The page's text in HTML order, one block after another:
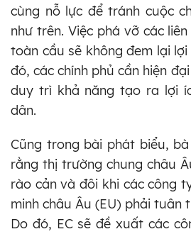
cùng nỗ lực để tránh cuộc
như trên. Việc phá vỡ các
toàn cầu sẽ không đem lại lợi
đó, các chính phủ cần hiện
duy trì khả năng tạo ra lợi
dân.
Cũng trong bài phát biểu,
rằng thị trường chung châu
rào cản và đôi khi các công
minh châu Âu (EU) phải tuân
Do đó, EC sẽ đề xuất các